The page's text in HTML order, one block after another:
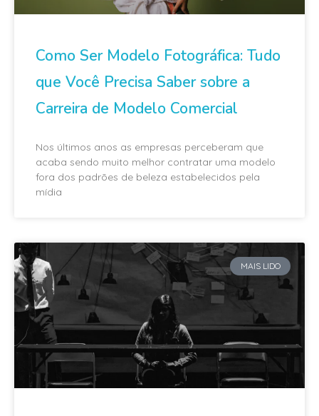
Como Ser Modelo Fotográfica: Tudo
que Você Precisa Saber sobre a
Carreira de Modelo Comercial
Nos últimos anos as empresas perceberam que
acaba sendo muito melhor contratar uma modelo
fora dos padrões de beleza estabelecidos pela
mídia
MAIS LIDO